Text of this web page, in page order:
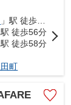
」駅 徒歩45分
駅 徒歩56分
駅 徒歩58分
町